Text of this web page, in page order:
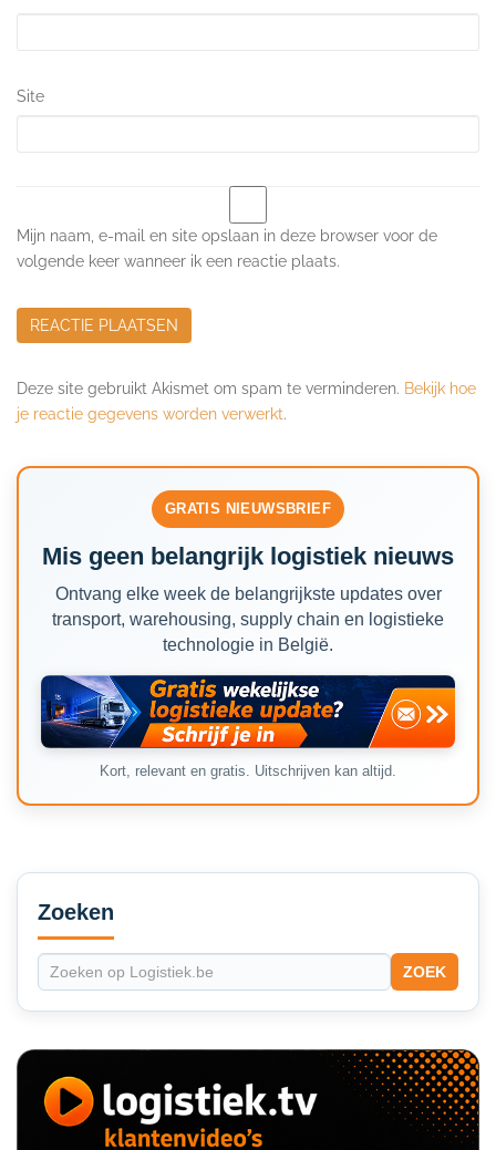
Site
Mijn naam, e-mail en site opslaan in deze browser voor de
volgende keer wanneer ik een reactie plaats.
Deze site gebruikt Akismet om spam te verminderen. Bekijk hoe
je reactie gegevens worden verwerkt.
GRATIS NIEUWSBRIEF
Mis geen belangrijk logistiek nieuws
Ontvang elke week de belangrijkste updates over
transport, warehousing, supply chain en logistieke
technologie in België.
Kort, relevant en gratis. Uitschrijven kan altijd.
Secondary
Sidebar
Zoeken
ZOEK